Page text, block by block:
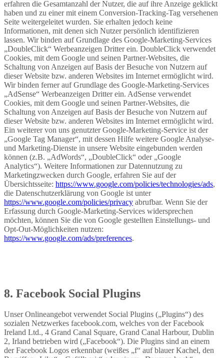
erfahren die Gesamtanzahl der Nutzer, die auf ihre Anzeige geklickt
haben und zu einer mit einem Conversion-Tracking-Tag versehenen
Seite weitergeleitet wurden. Sie erhalten jedoch keine
Informationen, mit denen sich Nutzer persönlich identifizieren
lassen. Wir binden auf Grundlage des Google-Marketing-Services
„DoubleClick“ Werbeanzeigen Dritter ein. DoubleClick verwendet
Cookies, mit dem Google und seinen Partner-Websites, die
Schaltung von Anzeigen auf Basis der Besuche von Nutzern auf
dieser Website bzw. anderen Websites im Internet ermöglicht wird.
Wir binden ferner auf Grundlage des Google-Marketing-Services
„AdSense“ Werbeanzeigen Dritter ein. AdSense verwendet
Cookies, mit dem Google und seinen Partner-Websites, die
Schaltung von Anzeigen auf Basis der Besuche von Nutzern auf
dieser Website bzw. anderen Websites im Internet ermöglicht wird.
Ein weiterer von uns genutzter Google-Marketing-Service ist der
„Google Tag Manager“, mit dessen Hilfe weitere Google Analyse-
und Marketing-Dienste in unsere Website eingebunden werden
können (z.B. „AdWords“, „DoubleClick“ oder „Google
Analytics“). Weitere Informationen zur Datennutzung zu
Marketingzwecken durch Google, erfahren Sie auf der
Übersichtsseite: https://www.google.com/policies/technologies/ads,
die Datenschutzerklärung von Google ist unter
https://www.google.com/policies/privacy abrufbar. Wenn Sie der
Erfassung durch Google-Marketing-Services widersprechen
möchten, können Sie die von Google gestellten Einstellungs- und
Opt-Out-Möglichkeiten nutzen:
https://www.google.com/ads/preferences.
8. Facebook Social Plugins
Unser Onlineangebot verwendet Social Plugins („Plugins“) des
sozialen Netzwerkes facebook.com, welches von der Facebook
Ireland Ltd., 4 Grand Canal Square, Grand Canal Harbour, Dublin
2, Irland betrieben wird („Facebook“). Die Plugins sind an einem
der Facebook Logos erkennbar (weißes „f“ auf blauer Kachel, den